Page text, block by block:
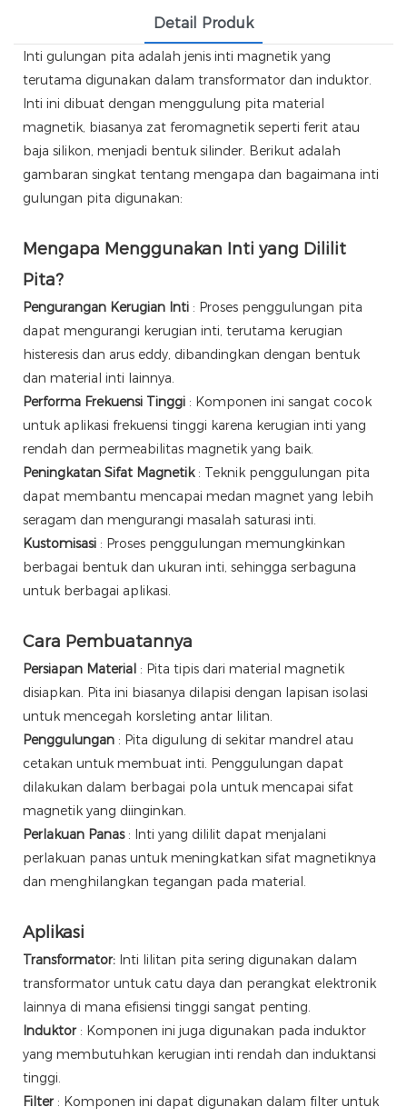
Detail Produk
Inti gulungan pita adalah jenis inti magnetik yang
terutama digunakan dalam transformator dan induktor.
Inti ini dibuat dengan menggulung pita material
magnetik, biasanya zat feromagnetik seperti ferit atau
baja silikon, menjadi bentuk silinder. Berikut adalah
gambaran singkat tentang mengapa dan bagaimana inti
gulungan pita digunakan:
Mengapa Menggunakan Inti yang Dililit
Pita?
Pengurangan Kerugian Inti : Proses penggulungan pita
dapat mengurangi kerugian inti, terutama kerugian
histeresis dan arus eddy, dibandingkan dengan bentuk
dan material inti lainnya.
Performa Frekuensi Tinggi : Komponen ini sangat cocok
untuk aplikasi frekuensi tinggi karena kerugian inti yang
rendah dan permeabilitas magnetik yang baik.
Peningkatan Sifat Magnetik: Teknik penggulungan pita
dapat membantu mencapai medan magnet yang lebih
seragam dan mengurangi masalah saturasi inti.
Kustomisasi : Proses penggulungan memungkinkan
berbagai bentuk dan ukuran inti, sehingga serbaguna
untuk berbagai aplikasi.
Cara Pembuatannya
Persiapan Material : Pita tipis dari material magnetik
disiapkan. Pita ini biasanya dilapisi dengan lapisan isolasi
untuk mencegah korsleting antar lilitan.
Penggulungan : Pita digulung di sekitar mandrel atau
cetakan untuk membuat inti. Penggulungan dapat
dilakukan dalam berbagai pola untuk mencapai sifat
magnetik yang diinginkan.
Perlakuan Panas: Inti yang dililit dapat menjalani
perlakuan panas untuk meningkatkan sifat magnetiknya
dan menghilangkan tegangan pada material.
Aplikasi
Transformator: Inti lilitan pita sering digunakan dalam
transformator untuk catu daya dan perangkat elektronik
lainnya di mana efisiensi tinggi sangat penting.
Induktor: Komponen ini juga digunakan pada induktor
yang membutuhkan kerugian inti rendah dan induktansi
tinggi.
Filter: Komponen ini dapat digunakan dalam filter untuk